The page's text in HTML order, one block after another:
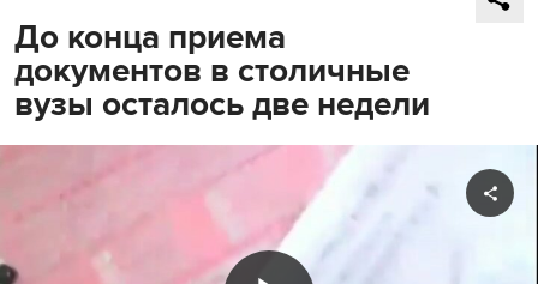
До конца приема
документов в столичные
вузы осталось две недели